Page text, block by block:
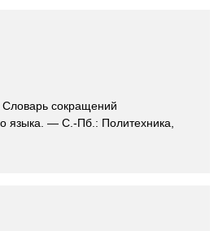
сокращений
языка. — С.-Пб.: Политехника,